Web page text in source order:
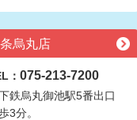
烏丸店
： 075-213-7200
鉄烏丸御池駅5番出口
3分。